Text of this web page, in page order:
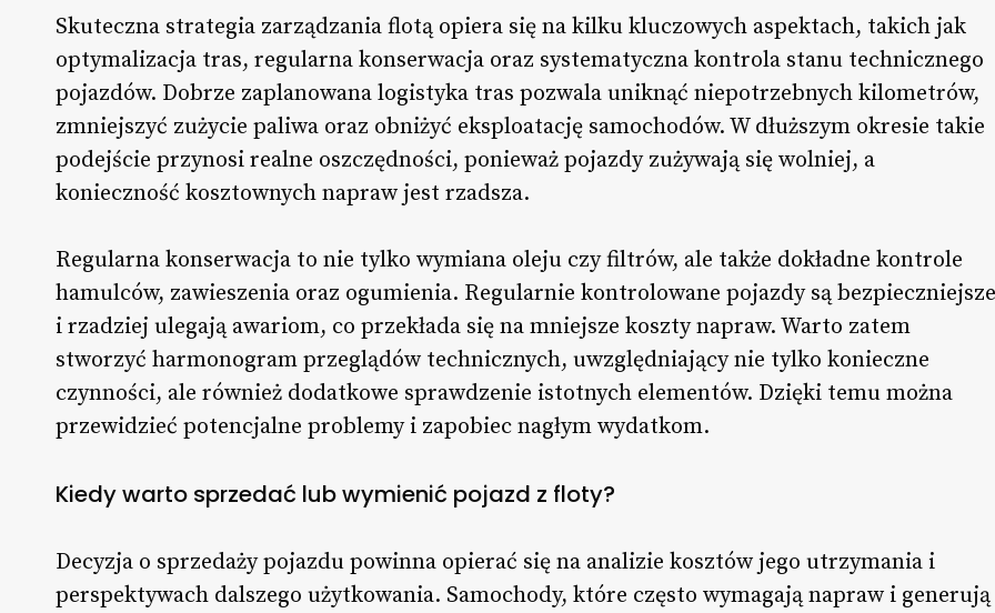
Skuteczna strategia zarządzania flotą opiera się na kilku kluczowych aspektach, takich jak
optymalizacja tras, regularna konserwacja oraz systematyczna kontrola stanu technicznego
pojazdów. Dobrze zaplanowana logistyka tras pozwala uniknąć niepotrzebnych kilometrów,
zmniejszyć zużycie paliwa oraz obniżyć eksploatację samochodów. W dłuższym okresie takie
podejście przynosi realne oszczędności, ponieważ pojazdy zużywają się wolniej, a
konieczność kosztownych napraw jest rzadsza.
Regularna konserwacja to nie tylko wymiana oleju czy filtrów, ale także dokładne kontrole
hamulców, zawieszenia oraz ogumienia. Regularnie kontrolowane pojazdy są bezpieczniejsze
i rzadziej ulegają awariom, co przekłada się na mniejsze koszty napraw. Warto zatem
stworzyć harmonogram przeglądów technicznych, uwzględniający nie tylko konieczne
czynności, ale również dodatkowe sprawdzenie istotnych elementów. Dzięki temu można
przewidzieć potencjalne problemy i zapobiec nagłym wydatkom.
Kiedy warto sprzedać lub wymienić pojazd z floty?
Decyzja o sprzedaży pojazdu powinna opierać się na analizie kosztów jego utrzymania i
perspektywach dalszego użytkowania. Samochody, które często wymagają napraw i generują